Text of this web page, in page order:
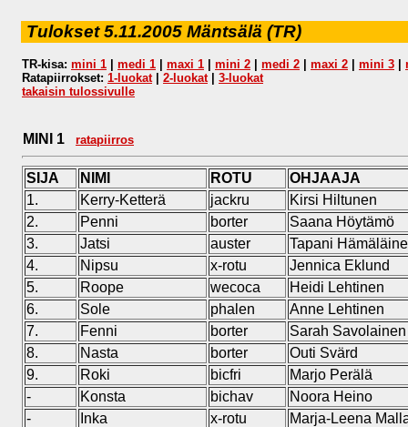
Tulokset 5.11.2005 Mäntsälä (TR)
TR-kisa: mini 1 medi 1 maxi 1 mini 2 medi 2 maxi 2 mini 3
Ratapiirrokset: 1-luokat| 2-luokat| 3-luokat
takaisin tulossivulle
MINI 1 ratapiirros
SIJA NIMI ROTU
OHJAAJA
1.
Kerry-Ketterä jackru
Kirsi Hiltunen
2.
Penni borter
Saana Höytämö
3.
Jatsi auster
Tapani
4.
Nipsu x-rotu
Jennica Eklund
5.
Roope wecoca
Heidi Lehtinen
6.
Sole phalen
Anne Lehtinen
7.
Fenni borter
Sarah Savolainen
8.
Nasta borter
Outi Svärd
9.
Roki bicfri
Marjo Perälä
-
Konsta bichav
Noora Heino
-
Inka x-rotu
Marja-Leena